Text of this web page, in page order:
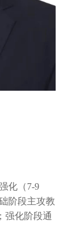
化（7-9
阶段主攻教
强化阶段通